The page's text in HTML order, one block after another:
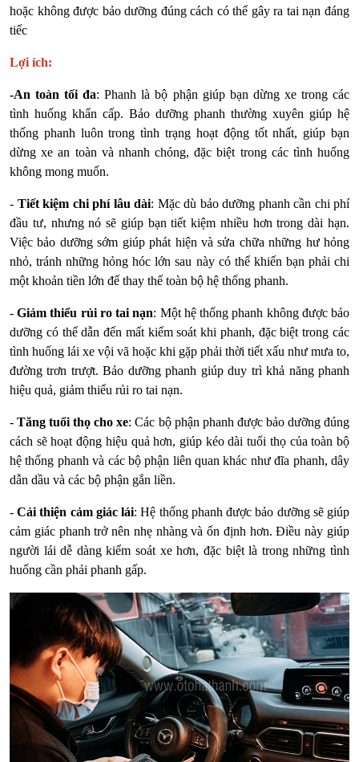
hoặc không được bảo dưỡng đúng cách có thể gây ra tai nạn đáng
tiếc
Lợi ích:
-An toàn tối đa: Phanh là bộ phận giúp bạn dừng xe trong các
tình huống khẩn cấp. Bảo dưỡng phanh thường xuyên giúp hệ
thống phanh luôn trong tình trạng hoạt động tốt nhất, giúp bạn
dừng xe an toàn và nhanh chóng, đặc biệt trong các tình huống
không mong muốn.
- Tiết kiệm chi phí lâu dài: Mặc dù bảo dưỡng phanh cần chi phí
đầu tư, nhưng nó sẽ giúp bạn tiết kiệm nhiều hơn trong dài hạn.
Việc bảo dưỡng sớm giúp phát hiện và sửa chữa những hư hỏng
nhỏ, tránh những hỏng hóc lớn sau này có thể khiến bạn phải chi
một khoản tiền lớn để thay thế toàn bộ hệ thống phanh.
-Giảm thiểu rủi ro tai nạn: Một hệ thống phanh không được bảo
dưỡng có thể dẫn đến mất kiểm soát khi phanh, đặc biệt trong các
tình huống lái xe vội vã hoặc khi gặp phải thời tiết xấu như mưa to,
đường trơn trượt. Bảo dưỡng phanh giúp duy trì khả năng phanh
hiệu quả, giảm thiểu rủi ro tai nạn.
-Tăng tuổi thọ cho xe: Các bộ phận phanh được bảo dưỡng đúng
cách sẽ hoạt động hiệu quả hơn, giúp kéo dài tuổi thọ của toàn bộ
hệ thống phanh và các bộ phận liên quan khác như đĩa phanh, dây
dẫn dầu và các bộ phận gắn liền.
-Cải thiện cảm giác lái: Hệ thống phanh được bảo dưỡng sẽ giúp
cảm giác phanh trở nên nhẹ nhàng và ổn định hơn. Điều này giúp
người lái dễ dàng kiểm soát xe hơn, đặc biệt là trong những tình
huống cần phải phanh gấp.